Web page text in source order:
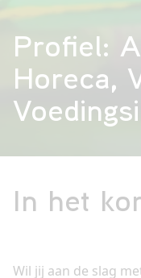
VAVO
ons
Profiel:
Horeca,
In het
Wil jij aan de slag